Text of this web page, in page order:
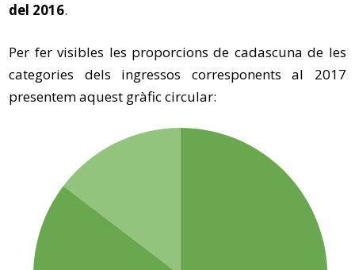
del 2016.
Per fer visibles les proporcions de cadascuna de les
categories dels ingressos corresponents al 2017
presentem aquest gràfic circular: